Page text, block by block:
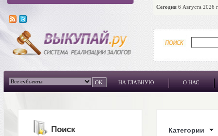
Сегодня 6 Августа 2026
НА ГЛАВНУЮ О НАС
Поиск Категории